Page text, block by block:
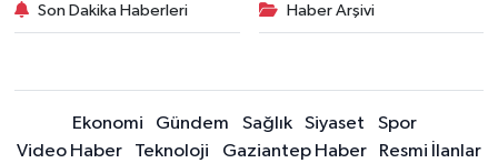
Son Dakika Haberleri Haber Arşivi
Ekonomi Gündem Sağlık Siyaset
Spor
Video Haber
Teknoloji Gaziantep Haber Resmi İlanlar